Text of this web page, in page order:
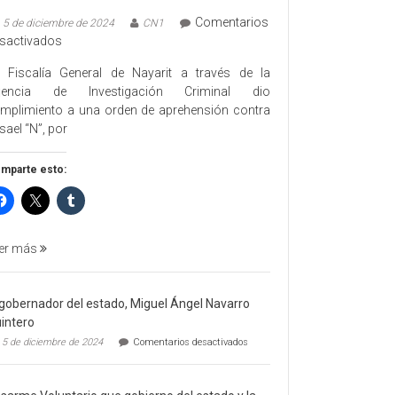
5 de diciembre de 2024 CN1
Comentarios
FGEN
ORDEN
DE
APREHENSIÓN
POR
FEMINICIDO
AGRAVADO
Y
Fiscalía General de Nayarit a través de la
de Investigación Criminal dio
a una orden de aprehensión contra
“N”, por
esto:
más
del estado, Miguel Ángel Navarro
5 de diciembre de 2024 Comentarios desactivados
gobernador